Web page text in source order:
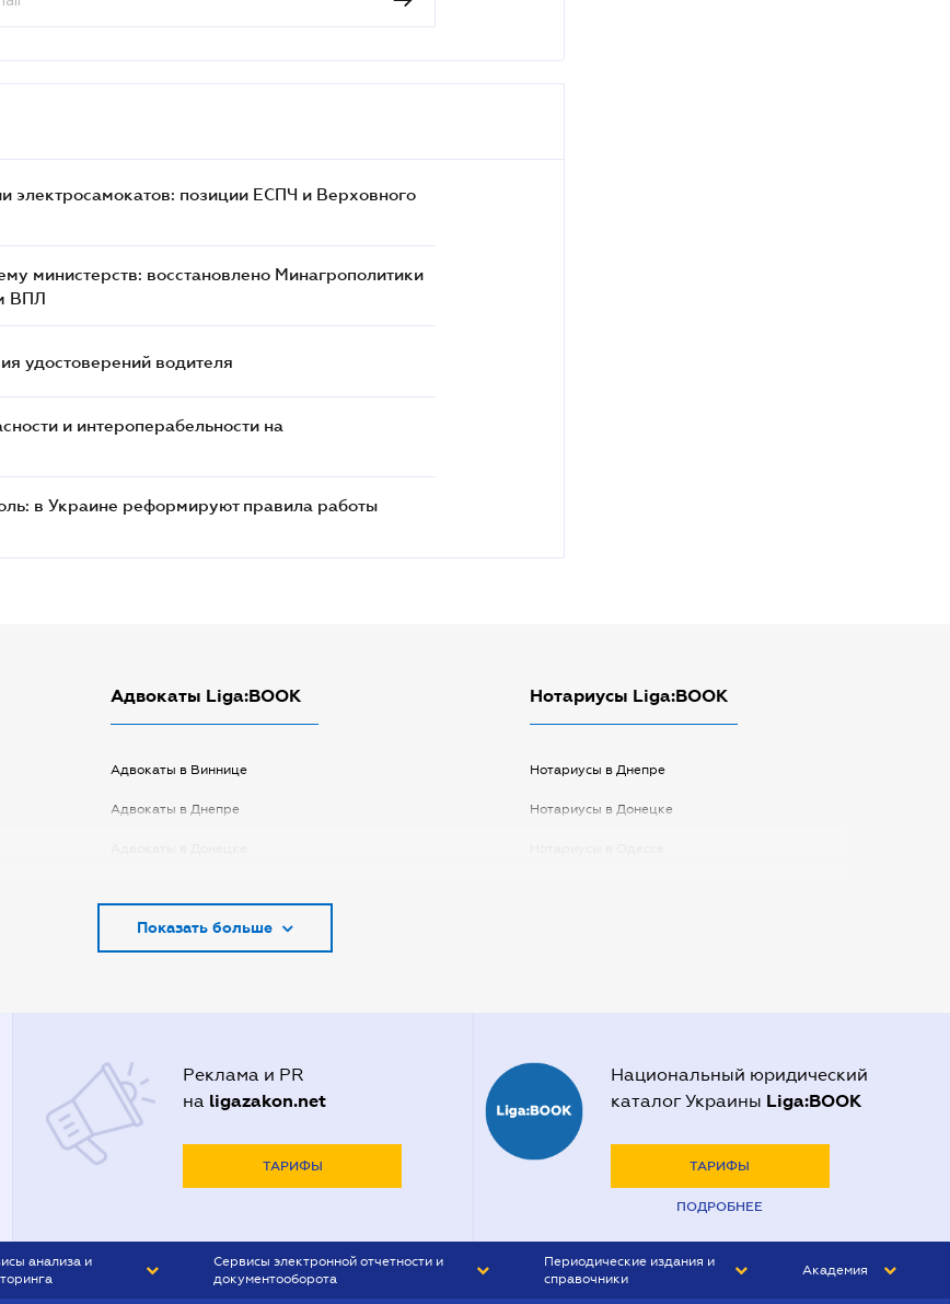
электросамокатов: позиции ЕСПЧ и Верховного
министерств: восстановлено Минагрополитики
ВПЛ
удостоверений водителя
и интероперабельности на
в Украине реформируют правила работы
Адвокаты Liga:BOOK
Адвокаты в Виннице
Адвокаты в Днепре
Адвокаты в Киеве
Адвокаты в Полтаве
Адвокаты в Харькове
Нотариусы Liga:BOOK
Нотариусы в Днепре
Нотариусы в Донецке
Показать больше
Реклама и PR
на ligazakon.net
ТАРИФЫ
Национальный юридический
каталог Украины Liga:BOOK
ТАРИФЫ
ПОДРОБНЕЕ
анализа и
Сервисы электронной отчетности и
документооборота
Периодические издания и
справочники
Академия